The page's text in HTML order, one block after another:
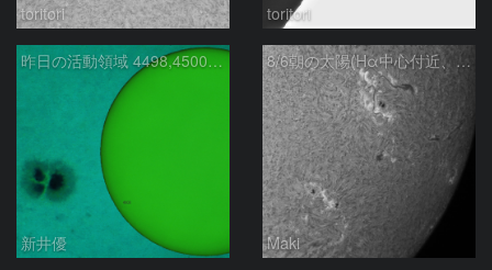
toritori toritori
昨日の活動領域 4498,4500：2026/08/05
新井優
8/6朝の太陽(Hα中心付近、4498、4502付近)
Maki